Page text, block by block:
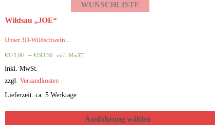
WUNSCHLISTE
Wildsau „JOE“
Unser 3D-Wildschwein...
€171,90 –€193,50 inkl. MwST.
inkl. MwSt.
zzgl.Versandkosten
Lieferzeit: ca. 5 Werktage
Ausführung wählen